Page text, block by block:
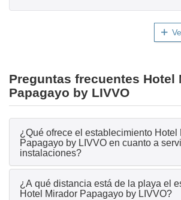
Preguntas frecuentes Hotel
Papagayo by LIVVO
¿Qué ofrece el establecimiento Hotel
Papagayo by LIVVO en cuanto a
instalaciones?
¿A qué distancia está de la playa el
Hotel Mirador Papagayo by LIVVO?